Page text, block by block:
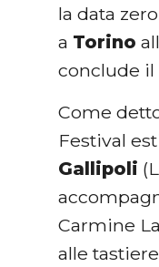
la data
a Torino
conclude il
Come
Festival
Gallipoli
Carmine
alle